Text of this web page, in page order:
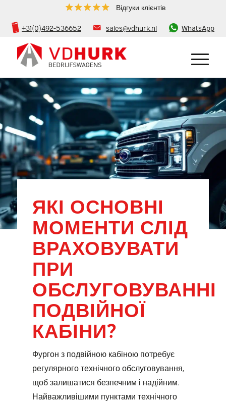
Відгуки клієнтів
+31(0)492-536652 sales@vdhurk.nl WhatsApp
ЯКІ ОСНОВНІ
МОМЕНТИ СЛІД
ВРАХОВУВАТИ
ПРИ
ОБСЛУГОВУВАННІ
ПОДВІЙНОЇ
КАБІНИ?
Фургон з подвійною кабіною потребує
регулярного технічного обслуговування,
щоб залишатися безпечним і надійним.
Найважливішими пунктами технічного